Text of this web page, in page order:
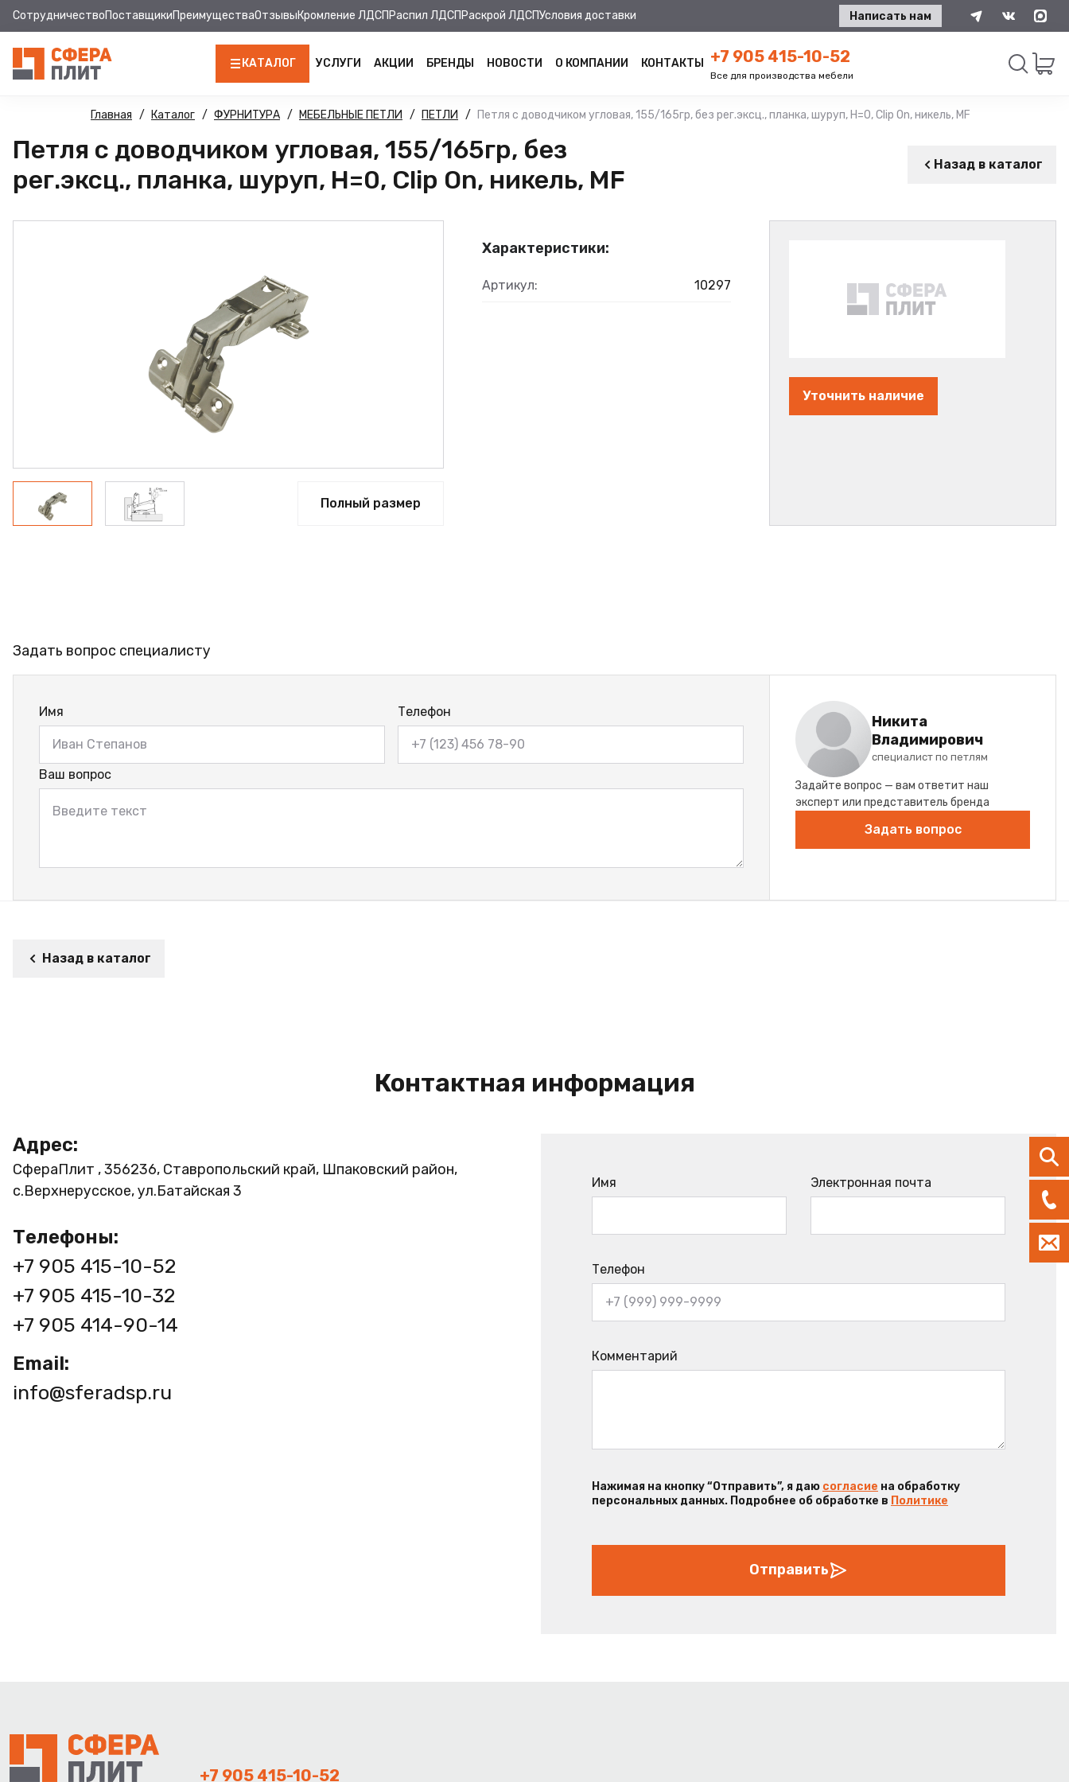
СотрудничествоПоставщикиПреимуществаОтзывыКромление ЛДСП Распил ЛДСП Раскрой ЛДСПУсловия доставки Написать нам
КАТАЛОГ
ЛДСП
КРОМКА
МДФ
МДФ ПАНЕЛИ
ХДФ
ДВПО
УСЛУГИ АКЦИИ БРЕНДЫ НОВОСТИ О КОМПАНИИ КОНТАКТЫ +7 905 415-10-52
Все для производства мебели
Искать
Главная Каталог ФУРНИТУРА МЕБЕЛЬНЫЕ ПЕТЛИ ПЕТЛИ Петля с доводчиком угловая, 155/165гр, без рег.эксц., планка, шуруп, H=0, Clip On, никель, MF
Петля с доводчиком угловая, 155/165гр, без
рег.эксц., планка, шуруп, H=0, Clip On, никель, MF
Назад в каталог
Полный размер
Характеристики:
Артикул: 10297
Уточнить наличие
Задать вопрос специалисту
Имя Телефон
Ваш вопрос
Никита
Владимирович
специалист по петлям
Задайте вопрос — вам ответит наш
эксперт или представитель бренда
Задать вопрос
Назад в каталог
Контактная информация
Адрес:
СфераПлит , 356236, Ставропольский край, Шпаковский район,
с.Верхнерусское, ул.Батайская 3
Телефоны:
+7 905 415-10-52
+7 905 415-10-32
+7 905 414-90-14
Email:
info@sferadsp.ru
Имя Электронная почта
Телефон
Комментарий
Нажимая на кнопку “Отправить”, я даю согласие на обработку
персональных данных. Подробнее об обработке в Политике
Отправить
+7 905 415-10-52